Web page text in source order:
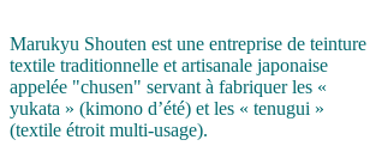
Marukyu Shouten est une entreprise de teinture
textile traditionnelle et artisanale japonaise
appelée "chusen" servant à fabriquer les «
yukata » (kimono d’été) et les « tenugui »
(textile étroit multi-usage).